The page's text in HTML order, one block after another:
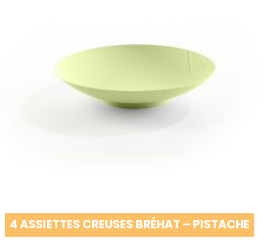
4 ASSIETTES CREUSES BRÉHAT – PISTACHE